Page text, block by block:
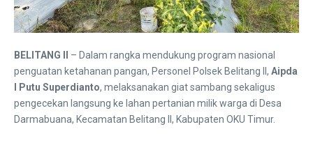
BELITANG II
– Dalam rangka mendukung program nasional
penguatan ketahanan pangan, Personel Polsek Belitang II, Aipda
I Putu Superdianto, melaksanakan giat sambang sekaligus
pengecekan langsung ke lahan pertanian milik warga di Desa
Darmabuana, Kecamatan Belitang II, Kabupaten OKU Timur.